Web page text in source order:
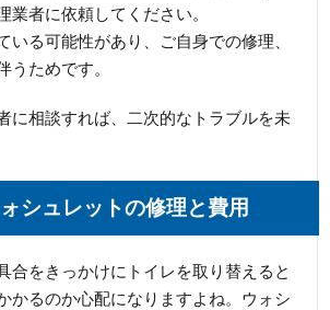
業者に依頼してください。
いる可能性があり、ご自身での修理、
うためです。
に相談すれば、二次的なトラブルを未
シュレットの修理と費用
合をきっかけにトイレを取り替えると
かるのか心配になりますよね。ウォシ